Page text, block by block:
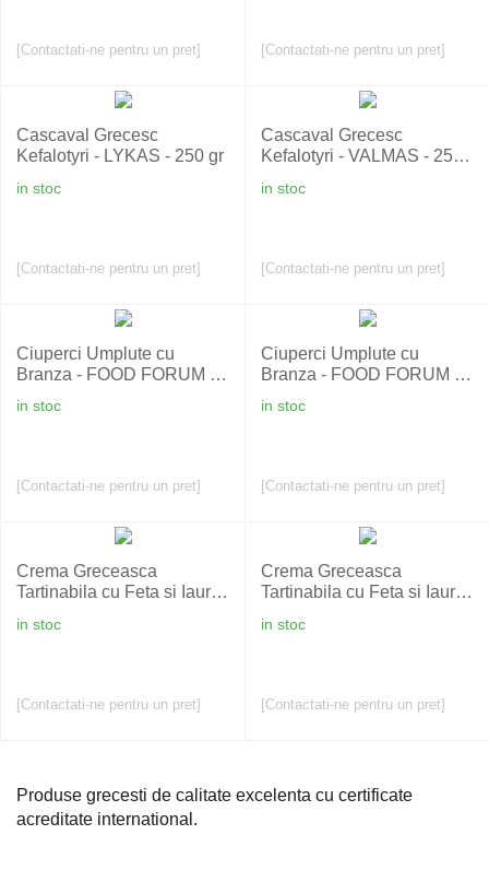
Produse grecesti de calitate excelenta cu certificate
acreditate international.
[Contactati-ne pentru un pret] [Contactati-ne pentru un pret]
Cascaval Grecesc
Kefalotyri - LYKAS - 250 gr
in stoc
[Contactati-ne pentru un pret]
Cascaval Grecesc
Kefalotyri - VALMAS - 250
in stoc
[Contactati-ne pentru un pret]
Ciuperci Umplute cu
Branza - FOOD FORUM -
in stoc
[Contactati-ne pentru un pret]
Ciuperci Umplute cu
Branza - FOOD FORUM -
in stoc
[Contactati-ne pentru un pret]
Crema Greceasca
Tartinabila cu Feta si Iaurt -
in stoc
[Contactati-ne pentru un pret]
Crema Greceasca
Tartinabila cu Feta si Iaurt -
in stoc
[Contactati-ne pentru un pret]